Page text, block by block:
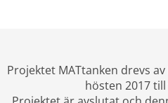
Projektet MATtanken drevs
hösten 2017